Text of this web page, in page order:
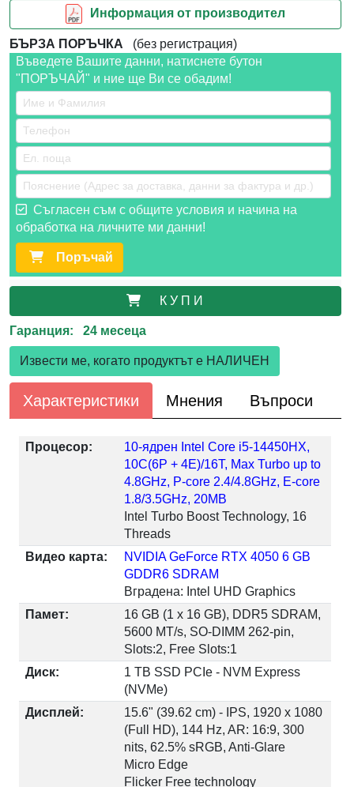
Информация от производител
БЪРЗА ПОРЪЧКА (без регистрация)
Въведете Вашите данни, натиснете бутон
"ПОРЪЧАЙ" и ние ще Ви се обадим!
Съгласен съм с общите условия и начина на
обработка на личните ми данни!
Поръчай
К У П И
Гаранция: 24 месеца
Извести ме, когато продуктът е НАЛИЧЕН
Характеристики Мнения Въпроси
Процесор:
10-ядрен Intel Core i5-14450HX,
10C(6P + 4E)/16T, Max Turbo up to
4.8GHz, P-core 2.4/4.8GHz, E-core
1.8/3.5GHz, 20MB
Intel Turbo Boost Technology, 16
Threads
Видео карта:
NVIDIA GeForce RTX 4050 6 GB
GDDR6 SDRAM
Вградена: Intel UHD Graphics
Памет:
16 GB (1 x 16 GB), DDR5 SDRAM,
5600 MT/s, SO-DIMM 262-pin,
Slots:2, Free Slots:1
Диск:
1 TB SSD PCIe - NVM Express
(NVMe)
Дисплей:
15.6" (39.62 cm) - IPS, 1920 x 1080
(Full HD), 144 Hz, AR: 16:9, 300
nits, 62.5% sRGB, Anti-Glare
Micro Edge
Flicker Free technology